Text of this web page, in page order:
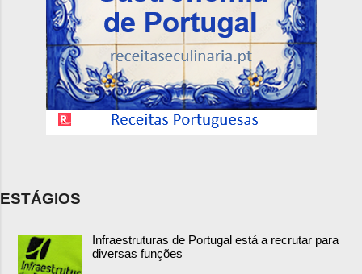
ESTÁGIOS
Infraestruturas de Portugal está a recrutar para
diversas funções